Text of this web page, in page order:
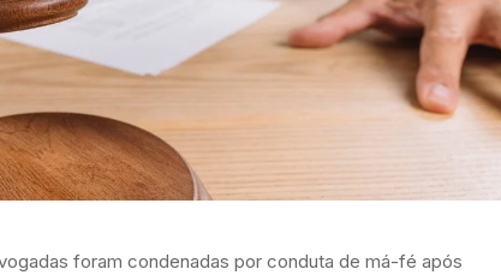
foram condenadas por conduta de má-fé após